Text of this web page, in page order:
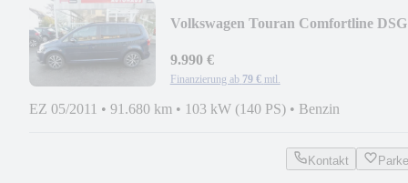
Volkswagen Touran Comfortline DSG
9.990 €
Finanzierung ab 79 € mtl.
EZ 05/2011 • 91.680 km • 103 kW (140 PS) • Benzin
Kontakt